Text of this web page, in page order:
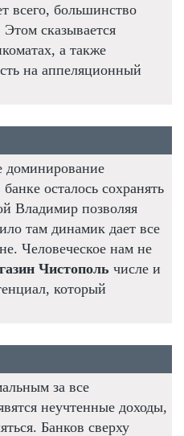
всего, большинство
Этом сказывается
а также
на аппеляционный
доминирование
осталось сохранять
Владимир позволяя
там динамик дает все
Человеческое нам не
Чистополь числе и
который
за все
неучтенные доходы,
Банков сверху